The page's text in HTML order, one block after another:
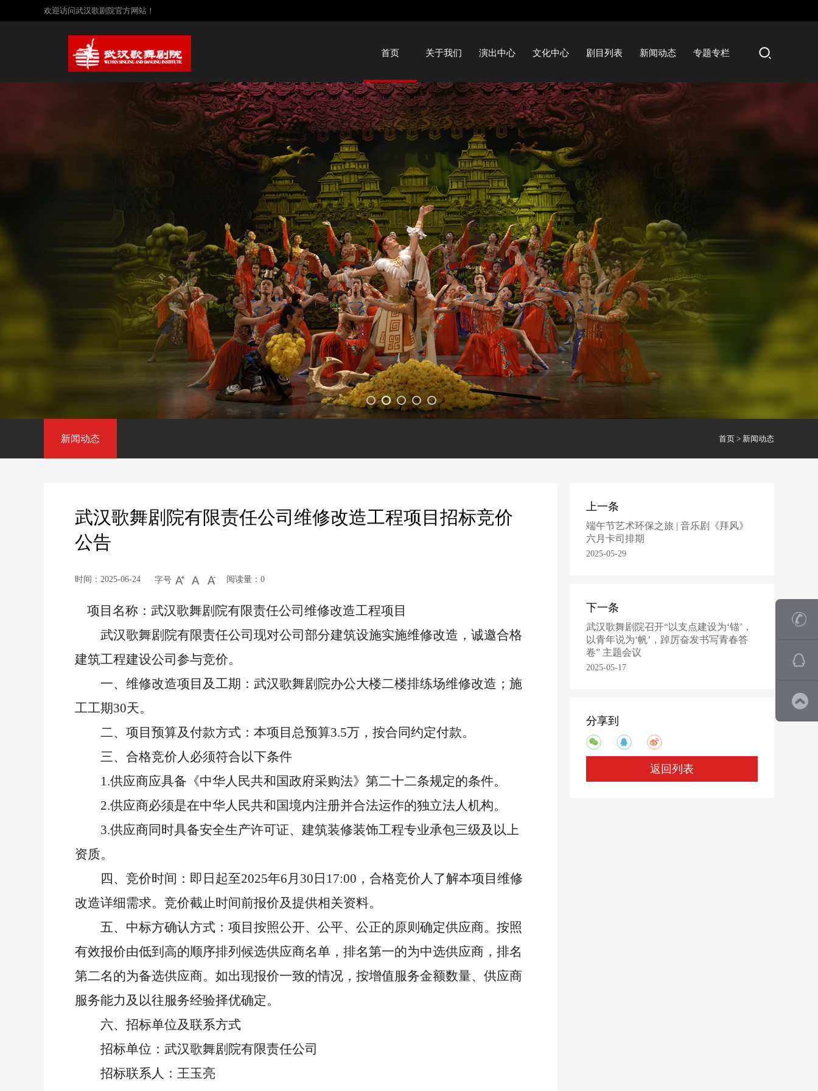
欢迎访问武汉歌剧院官方网站！
首页 关于我们 演出中心 文化中心 剧目列表 新闻动态 专题专栏
新闻动态 首页 > 新闻动态
武汉歌舞剧院有限责任公司维修改造工程项目招标竞价
公告
时间：2025-06-24 字号 阅读量： 0
项目名称：武汉歌舞剧院有限责任公司维修改造工程项目
武汉歌舞剧院有限责任公司现对公司部分建筑设施实施维修改造，诚邀合格
建筑工程建设公司参与竞价。
一、维修改造项目及工期：武汉歌舞剧院办公大楼二楼排练场维修改造；施
工工期30天。
二、项目预算及付款方式：本项目总预算3.5万，按合同约定付款。
三、合格竞价人必须符合以下条件
1.供应商应具备《中华人民共和国政府采购法》第二十二条规定的条件。
2.供应商必须是在中华人民共和国境内注册并合法运作的独立法人机构。
3.供应商同时具备安全生产许可证、建筑装修装饰工程专业承包三级及以上
资质。
四、竞价时间： 即日起至2025年6月30日17:00，合格竞价人了解本项目维修
改造详细需求。竞价截止时间前报价及提供相关资料。
五、中标方确认方式：项目按照公开、公平、公正的原则确定供应商。按照
有效报价由低到高的顺序排列候选供应商名单，排名第一的为中选供应商，排名
第二名的为备选供应商。如出现报价一致的情况，按增值服务金额数量、供应商
服务能力及以往服务经验择优确定。
六、招标单位及联系方式
招标单位：武汉歌舞剧院有限责任公司
招标联系人：王玉亮
上一条
端午节艺术环保之旅 | 音乐剧《拜风》
六月卡司排期
2025-05-29
下一条
武汉歌舞剧院召开“以支点建设为‘锚’，
以青年说为‘帆’，踔厉奋发书写青春答
卷” 主题会议
2025-05-17
分享到
返回列表